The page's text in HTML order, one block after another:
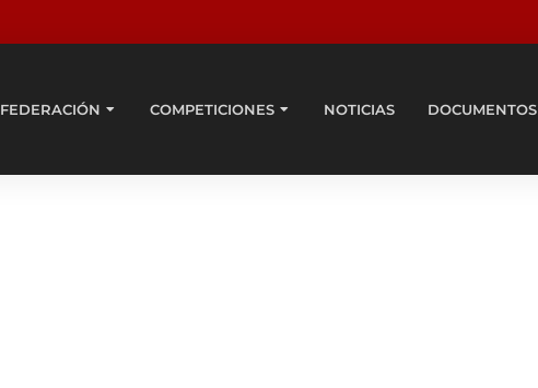
FEDERACIÓN COMPETICIONES NOTICIAS DOCUMENTOS